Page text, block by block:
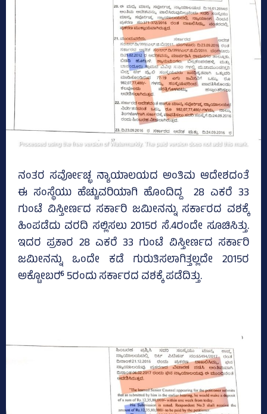
ನಂತರ ಸರ್ವೋಚ್ಛ ನ್ಯಾಯಾಲಯದ ಅಂತಿಮ ಆದೇಶದಂತೆ
ಈ ಸಂಸ್ಥೆಯು ಹೆಚ್ಚುವರಿಯಾಗಿ ಹೊಂದಿದ್ದ 28 ಎಕರೆ 33
ಗುಂಟೆ ವಿಸ್ತೀರ್ಣದ ಸರ್ಕಾರಿ ಜಮೀನನ್ನು ಸರ್ಕಾರದ ವಶಕ್ಕೆ
ಹಿಂಪಡೆದು ವರದಿ ಸಲ್ಲಿಸಲು 2015ರ ಸೆ.4ರಂದೇ ಸೂಚಿಸಿತ್ತು.
ಇದರ ಪ್ರಕಾರ 28 ಎಕರೆ 33 ಗುಂಟೆ ವಿಸ್ತೀರ್ಣದ ಸರ್ಕಾರಿ
ಜಮೀನನ್ನು ಒಂದೇ ಕಡೆ ಗುರುತಿಸಲಾಗಿತ್ತಲ್ಲದೇ 2015ರ
ಅಕ್ಟೋಬರ್‍‌ 5ರಂದು ಸರ್ಕಾರದ ವಶಕ್ಕೆ ಪಡೆದಿತ್ತು.